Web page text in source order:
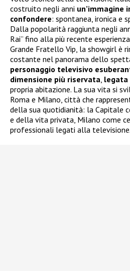
costruito negli anni un’immagine
confondere: spontanea, ironica e
Dalla popolarità raggiunta negli
Rai” fino alla più recente
Grande Fratello Vip, la showgirl è
costante nel panorama dello
personaggio televisivo
dimensione più riservata
propria abitazione. La sua vita si
Roma e Milano, città che
della sua quotidianità: la Capitale
e della vita privata, Milano come
professionali legati alla televisione.